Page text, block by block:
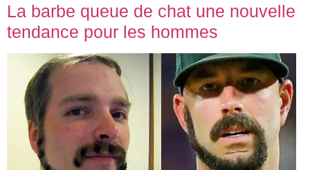
La barbe queue de chat une nouvelle
tendance pour les hommes